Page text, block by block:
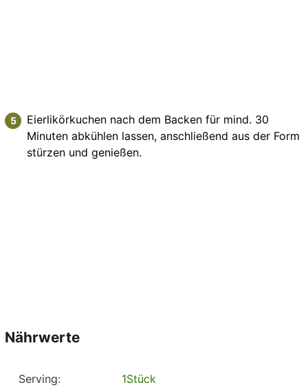
Eierlikörkuchen nach dem Backen für mind. 30
Minuten abkühlen lassen, anschließend aus der Form
stürzen und genießen.
Nährwerte
Serving: 1Stück